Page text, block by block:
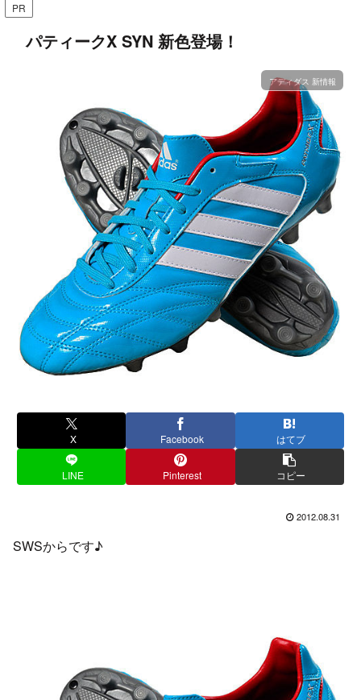
PR
パティークX SYN 新色登場！
アディダス 新情報
X Facebook はてブ
LINE Pinterest コピー
2012.08.31
SWSからです♪